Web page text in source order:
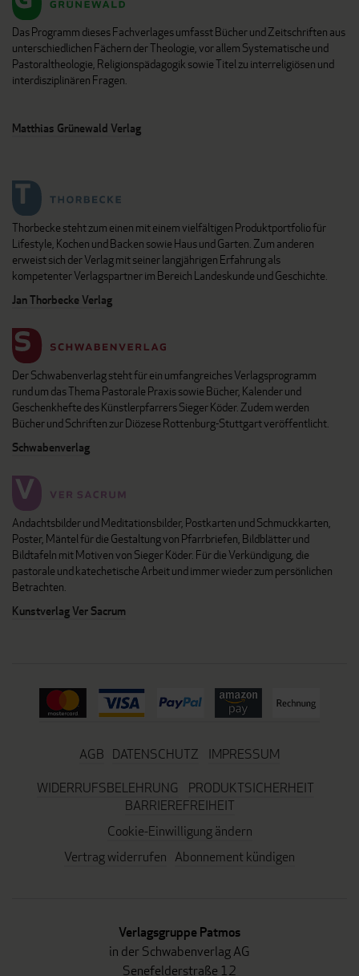
Das Programm dieses Fachverlages umfasst Bücher und Zeitschriften aus
unterschiedlichen Fächern der Theologie, vor allem Systematische und
Pastoraltheologie, Religionspädagogik sowie Titel zu interreligiösen und
interdisziplinären Fragen.
Matthias Grünewald Verlag
Thorbecke steht zum einen mit einem vielfältigen Produktportfolio für
Lifestyle, Kochen und Backen sowie Haus und Garten. Zum anderen
erweist sich der Verlag mit seiner langjährigen Erfahrung als
kompetenter Verlagspartner im Bereich Landeskunde und Geschichte.
Jan Thorbecke Verlag
Der Schwabenverlag steht für ein umfangreiches Verlagsprogramm
rund um das Thema Pastorale Praxis sowie Bücher, Kalender und
Geschenkhefte des Künstlerpfarrers Sieger Köder. Zudem werden
Bücher und Schriften zur Diözese Rottenburg-Stuttgart veröffentlicht.
Schwabenverlag
Andachtsbilder und Meditationsbilder, Postkarten und Schmuckkarten,
Poster, Mäntel für die Gestaltung von Pfarrbriefen, Bildblätter und
Bildtafeln mit Motiven von Sieger Köder. Für die Verkündigung, die
pastorale und katechetische Arbeit und immer wieder zum persönlichen
Betrachten.
Kunstverlag Ver Sacrum
AGB DATENSCHUTZ
IMPRESSUM
WIDERRUFSBELEHRUNG
PRODUKTSICHERHEIT
BARRIEREFREIHEIT
Cookie-Einwilligung ändern
Vertrag widerrufen Abonnement kündigen
Verlagsgruppe Patmos
in der Schwabenverlag AG
Senefelderstraße 12